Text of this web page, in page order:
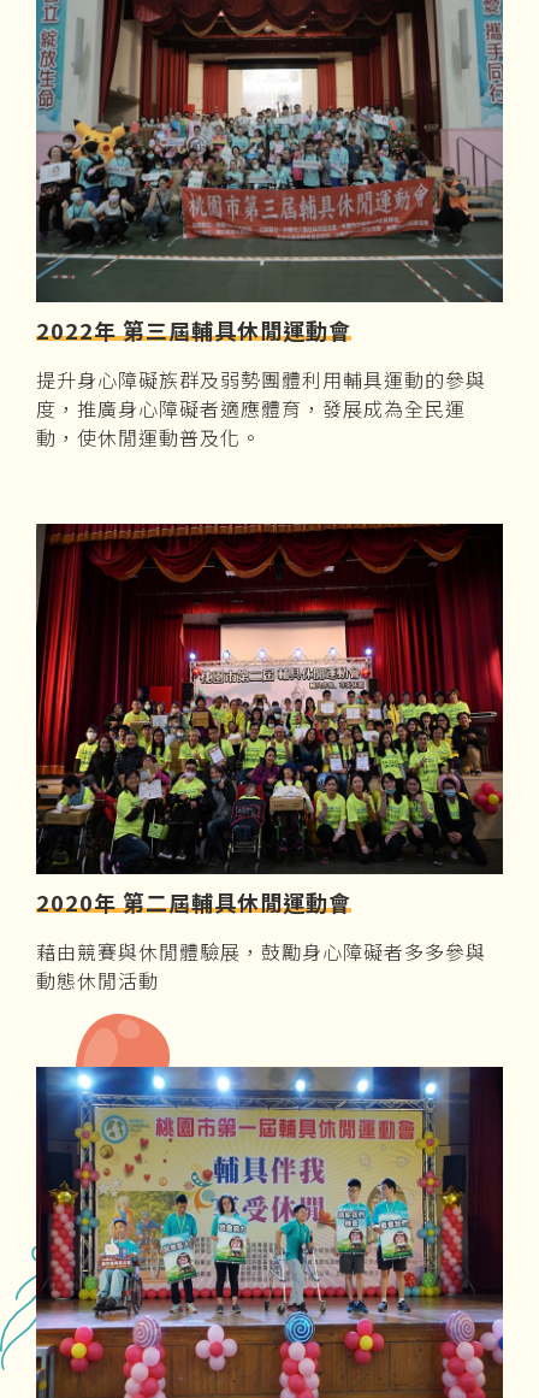
育環境，他們終於不需缺席體育課，也可以選擇自
己喜歡的項目快樂運動，擁有圓滿的校園生活。期
盼這個激動人心的消息，讓我們從熱愛運動的身障
孩子身上，見證更多的可能性。
2022年 第三屆輔具休閒運動會
提升身心障礙族群及弱勢團體利用輔具運動的參與
度，推廣身心障礙者適應體育，發展成為全民運
動，使休閒運動普及化。
2020年 第二屆輔具休閒運動會
藉由競賽與休閒體驗展，鼓勵身心障礙者多多參與
動態休閒活動